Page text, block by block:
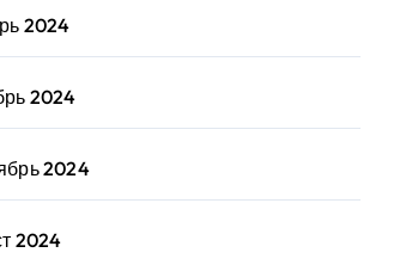
2024
2024
2024
2024